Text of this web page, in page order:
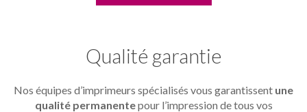
Qualité garantie
Nos équipes d’imprimeurs spécialisés vous garantissent une
qualité permanentepour l’impression de tous vos